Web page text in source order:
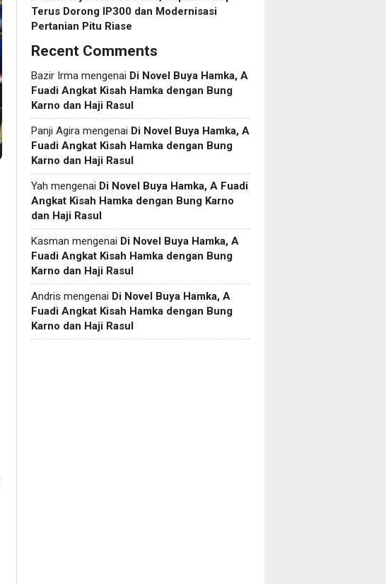
Terus Dorong IP300 dan Modernisasi
Pertanian Pitu Riase
Recent Comments
Bazir Irma mengenai Di Novel Buya Hamka, A
Fuadi Angkat Kisah Hamka dengan Bung
Karno dan Haji Rasul
Panji Agira mengenai Di Novel Buya Hamka, A
Fuadi Angkat Kisah Hamka dengan Bung
Karno dan Haji Rasul
Yah mengenai Di Novel Buya Hamka, A Fuadi
Angkat Kisah Hamka dengan Bung Karno
dan Haji Rasul
Kasman mengenai Di Novel Buya Hamka, A
Fuadi Angkat Kisah Hamka dengan Bung
Karno dan Haji Rasul
Andris mengenai Di Novel Buya Hamka, A
Fuadi Angkat Kisah Hamka dengan Bung
Karno dan Haji Rasul